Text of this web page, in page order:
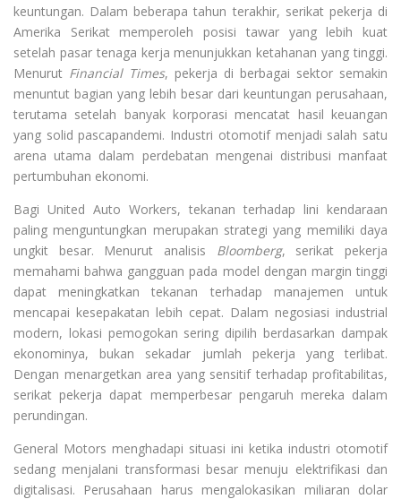
keuntungan. Dalam beberapa tahun terakhir, serikat pekerja di
Amerika Serikat memperoleh posisi tawar yang lebih kuat
setelah pasar tenaga kerja menunjukkan ketahanan yang tinggi.
Menurut Financial Times, pekerja di berbagai sektor semakin
menuntut bagian yang lebih besar dari keuntungan perusahaan,
terutama setelah banyak korporasi mencatat hasil keuangan
yang solid pascapandemi. Industri otomotif menjadi salah satu
arena utama dalam perdebatan mengenai distribusi manfaat
pertumbuhan ekonomi.
Bagi United Auto Workers, tekanan terhadap lini kendaraan
paling menguntungkan merupakan strategi yang memiliki daya
ungkit besar. Menurut analisis Bloomberg, serikat pekerja
memahami bahwa gangguan pada model dengan margin tinggi
dapat meningkatkan tekanan terhadap manajemen untuk
mencapai kesepakatan lebih cepat. Dalam negosiasi industrial
modern, lokasi pemogokan sering dipilih berdasarkan dampak
ekonominya, bukan sekadar jumlah pekerja yang terlibat.
Dengan menargetkan area yang sensitif terhadap profitabilitas,
serikat pekerja dapat memperbesar pengaruh mereka dalam
perundingan.
General Motors menghadapi situasi ini ketika industri otomotif
sedang menjalani transformasi besar menuju elektrifikasi dan
digitalisasi. Perusahaan harus mengalokasikan miliaran dolar